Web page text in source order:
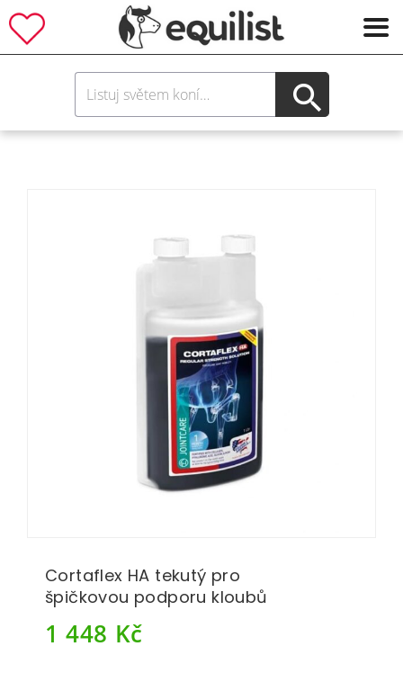
Cortaflex HA tekutý pro
špičkovou podporu kloubů
1 448 Kč